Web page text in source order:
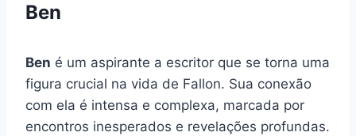
Ben
Ben é um aspirante a escritor que se torna uma
figura crucial na vida de Fallon. Sua conexão
com ela é intensa e complexa, marcada por
encontros inesperados e revelações profundas.